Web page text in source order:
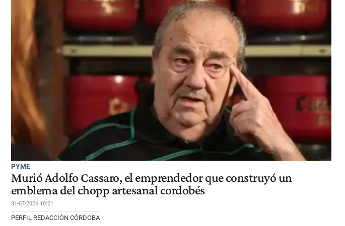
PYME
Murió Adolfo Cassaro, el emprendedor que construyó un
emblema del chopp artesanal cordobés
31-07-2026 10:21
PERFIL REDACCIÓN CÓRDOBA